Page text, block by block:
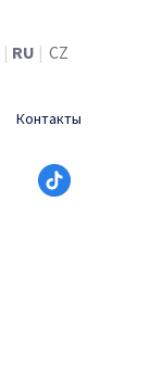
RU
| | CZ
Контакты